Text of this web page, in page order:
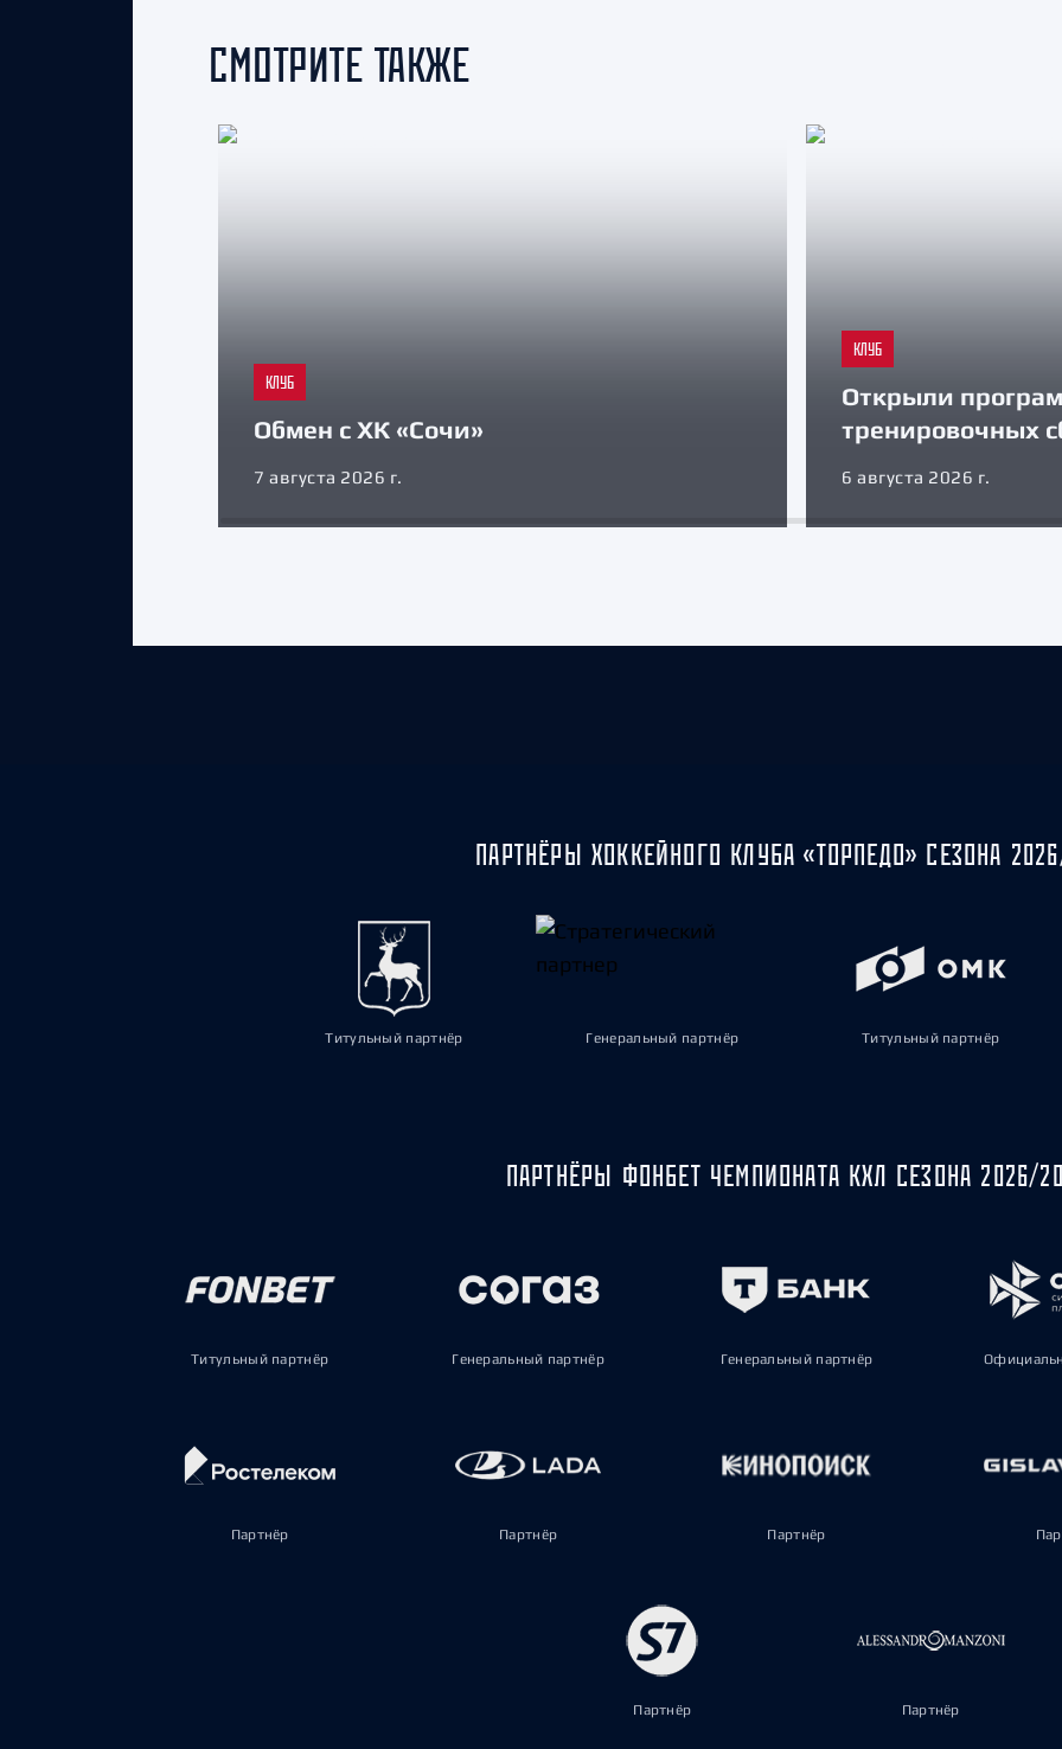
СМОТРИТЕ ТАКЖЕ
КЛУБ
Обмен с ХК «Сочи»
7 августа 2026 г.
КЛУБ
Открыли
тренировочных
6 августа 2026 г.
ПАРТНЁРЫ ХОККЕЙНОГО КЛУБА «ТОРПЕДО» СЕЗОНА
Титульный партнёр Генеральный партнёр Титульный партнёр
ПАРТНЁРЫ ФОНБЕТ ЧЕМПИОНАТА КХЛ СЕЗОНА 2026/
Титульный партнёр Генеральный партнёр Генеральный партнёр
Партнёр Партнёр Партнёр
Партнёр Партнёр